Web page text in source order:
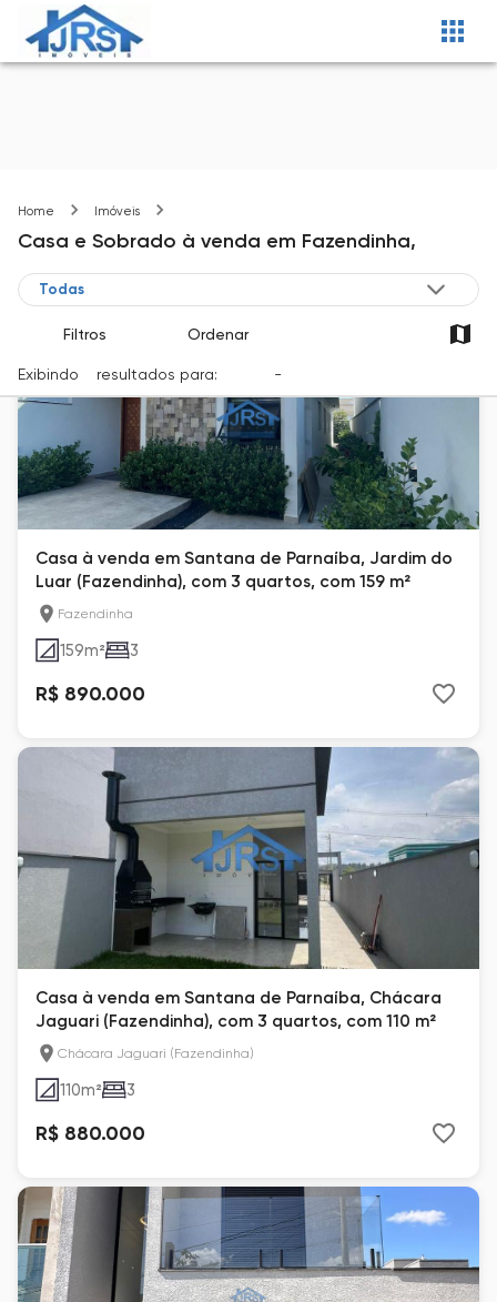
Home Imóveis
Casa e Sobrado à venda em Fazendinha,
Filtros Ordenar
Exibindo resultados para: -
Casa à venda em Santana de Parnaíba, Jardim do
Luar (Fazendinha), com 3 quartos, com 159 m²
Fazendinha
159m² 3
R$ 890.000
Casa à venda em Santana de Parnaíba, Chácara
Jaguari (Fazendinha), com 3 quartos, com 110 m²
Chácara Jaguari (Fazendinha)
110m² 3
R$ 880.000